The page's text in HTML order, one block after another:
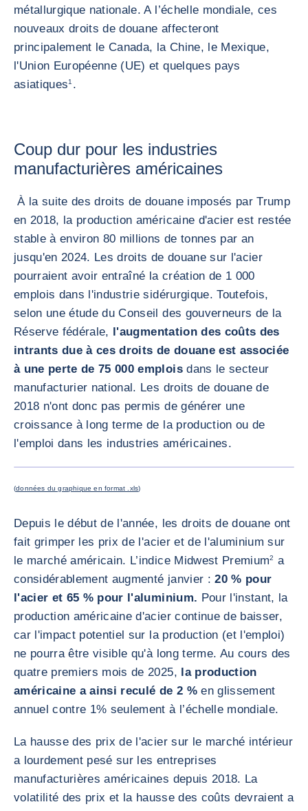
métallurgique nationale. A l’échelle mondiale, ces
nouveaux droits de douane affecteront
principalement le Canada, la Chine, le Mexique,
l'Union Européenne (UE) et quelques pays
asiatiques1 .
Coup dur pour les industries
manufacturières américaines
À la suite des droits de douane imposés par Trump
en 2018, la production américaine d'acier est restée
stable à environ 80 millions de tonnes par an
jusqu'en 2024. Les droits de douane sur l'acier
pourraient avoir entraîné la création de 1 000
emplois dans l'industrie sidérurgique. Toutefois,
selon une étude du Conseil des gouverneurs de la
Réserve fédérale, l'augmentation des coûts des
intrants due à ces droits de douane est associée
à une perte de 75 000 emploisdans le secteur
manufacturier national. Les droits de douane de
2018 n'ont donc pas permis de générer une
croissance à long terme de la production ou de
l'emploi dans les industries américaines.
(données du graphique en format .xls)
Depuis le début de l'année, les droits de douane ont
fait grimper les prix de l'acier et de l'aluminium sur
le marché américain. L’indice Midwest Premium2
a
considérablement augmenté janvier :20 % pour
l'acier et 65 % pour l'aluminium. Pour l'instant, la
production américaine d'acier continue de baisser,
car l'impact potentiel sur la production (et l'emploi)
ne pourra être visible qu'à long terme. Au cours des
quatre premiers mois de 2025, la production
américaine a ainsi reculé de 2 %en glissement
annuel contre 1% seulement à l’échelle mondiale.
La hausse des prix de l'acier sur le marché intérieur
a lourdement pesé sur les entreprises
manufacturières américaines depuis 2018. La
volatilité des prix et la hausse des coûts devraient a